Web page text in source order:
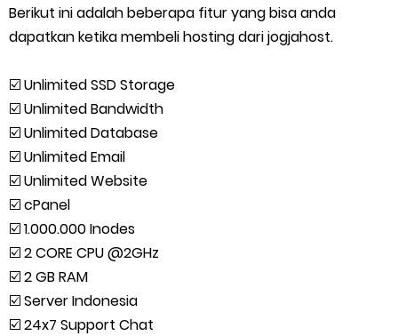
Berikut ini adalah beberapa fitur yang bisa anda
dapatkan ketika membeli hosting dari jogjahost.
☑️ Unlimited SSD Storage
☑️ Unlimited Bandwidth
☑️ Unlimited Database
☑️ Unlimited Email
☑️ Unlimited Website
☑️ cPanel
☑️ 1.000.000 Inodes
☑️ 2 CORE CPU @2GHz
☑️ 2 GB RAM
☑️ Server Indonesia
☑️ 24x7 Support Chat